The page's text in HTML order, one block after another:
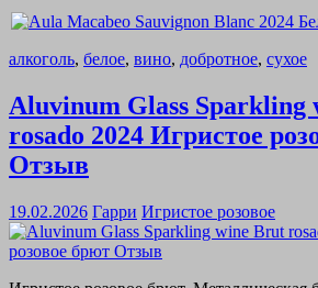
алкоголь, белое, вино, добротное, сухое
Aluvinum Glass Sparkling
rosado 2024 Игристое
Отзыв
19.02.2026 Гарри Игристое розовое